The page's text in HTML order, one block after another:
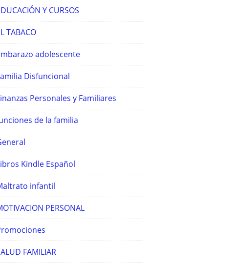
Y CURSOS
TABACO
adolescente
Disfuncional
Personales y Familiares
de la familia
Kindle Español
infantil
PERSONAL
FAMILIAR